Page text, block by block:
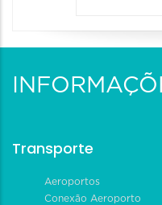
Transporte
Aeroportos
Conexão Aeroporto